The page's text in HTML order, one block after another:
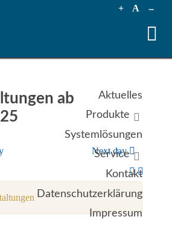
+ A --
Aktuelles
Produkte
Systemlösungen
Service
Kontakt
Datenschutzerklärung
Impressum
ab
Next day